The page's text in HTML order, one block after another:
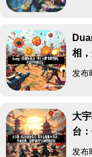
相
发布
大
台
发布